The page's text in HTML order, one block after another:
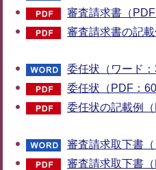
審査請求書（PDF
審査請求書の記
委任状（ワード：
委任状（PDF：
委任状の記載例（
審査請求取下書（
審査請求取下書（